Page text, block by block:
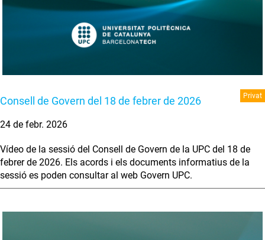
Consell de Govern del 18 de febrer de 2026 Privat
24 de febr. 2026
Vídeo de la sessió del Consell de Govern de la UPC del 18 de
febrer de 2026. Els acords i els documents informatius de la
sessió es poden consultar al web Govern UPC.